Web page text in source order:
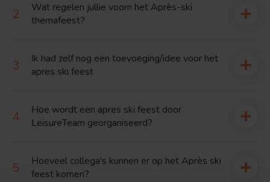
Wat regelen jullie voorn het Après-ski
themafeest?
Ik had zelf nog een toevoeging/idee voor het
apres ski feest
Hoe wordt een apres ski feest door
LeisureTeam georganiseerd?
Hoeveel collega's kunnen er op het Après ski
feest komen?